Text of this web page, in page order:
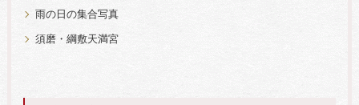
雨の日の集合写真
須磨・綱敷天満宮